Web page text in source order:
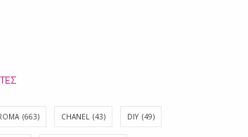
(663) CHANEL (43) DIY (49)